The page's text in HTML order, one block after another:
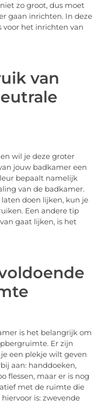
zo groot, dus moet
gaan inrichten. In deze
voor het inrichten van
van
wil je deze groter
jouw badkamer een
bepaalt namelijk
van de badkamer.
doen lijken, kun je
Een andere tip
gaat lijken, is het
is het belangrijk om
Er zijn
een plekje wilt geven
aan: handdoeken,
flessen, maar er is nog
met de ruimte die
is: zwevende